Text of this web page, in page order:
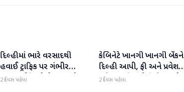
રાષ્ટ્રીય
દિલ્હીમાં ભારે વરસાદથી
હવાઈ ટ્રાફિક પર ગંભીર
અસર; ઈન્ડિગોએ મુસાફરો
2 દિવસ પહેલા
રાષ્ટ્રીય
કેબિનેટે ખાનગી ખાનગી બેંકને
દિલ્હી આપી, ફી અને પ્રવેશ
માટે નવા નિયમો વિશે જાણો
2 દિવસ પહેલા